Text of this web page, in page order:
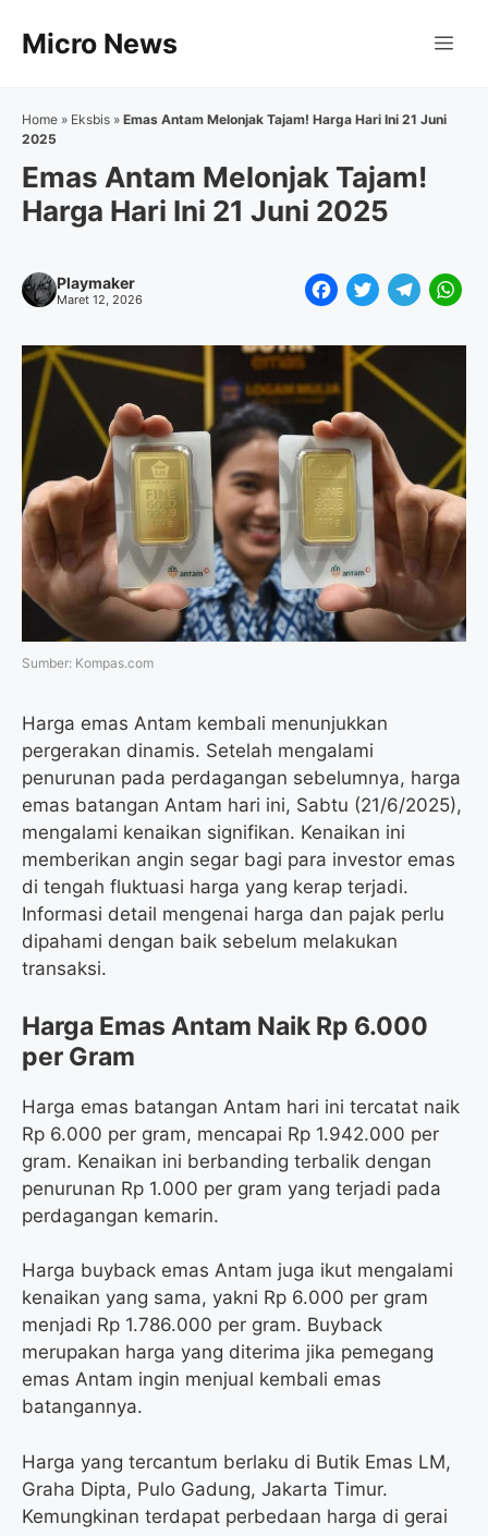
Micro News
Home » Eksbis » Emas Antam Melonjak Tajam! Harga Hari Ini 21 Juni
2025
Emas Antam Melonjak Tajam!
Harga Hari Ini 21 Juni 2025
Playmaker
Maret 12, 2026
F
c
e
b
o
o
T
i
t
e
T
e
r
a
m
W
s
p
p
Sumber: Kompas.com
Harga emas Antam kembali menunjukkan
pergerakan dinamis. Setelah mengalami
penurunan pada perdagangan sebelumnya, harga
emas batangan Antam hari ini, Sabtu (21/6/2025),
mengalami kenaikan signifikan. Kenaikan ini
memberikan angin segar bagi para investor emas
di tengah fluktuasi harga yang kerap terjadi.
Informasi detail mengenai harga dan pajak perlu
dipahami dengan baik sebelum melakukan
transaksi.
Harga Emas Antam Naik Rp 6.000
per Gram
Harga emas batangan Antam hari ini tercatat naik
Rp 6.000 per gram, mencapai Rp 1.942.000 per
gram. Kenaikan ini berbanding terbalik dengan
penurunan Rp 1.000 per gram yang terjadi pada
perdagangan kemarin.
Harga buyback emas Antam juga ikut mengalami
kenaikan yang sama, yakni Rp 6.000 per gram
menjadi Rp 1.786.000 per gram. Buyback
merupakan harga yang diterima jika pemegang
emas Antam ingin menjual kembali emas
batangannya.
Harga yang tercantum berlaku di Butik Emas LM,
Graha Dipta, Pulo Gadung, Jakarta Timur.
Kemungkinan terdapat perbedaan harga di gerai